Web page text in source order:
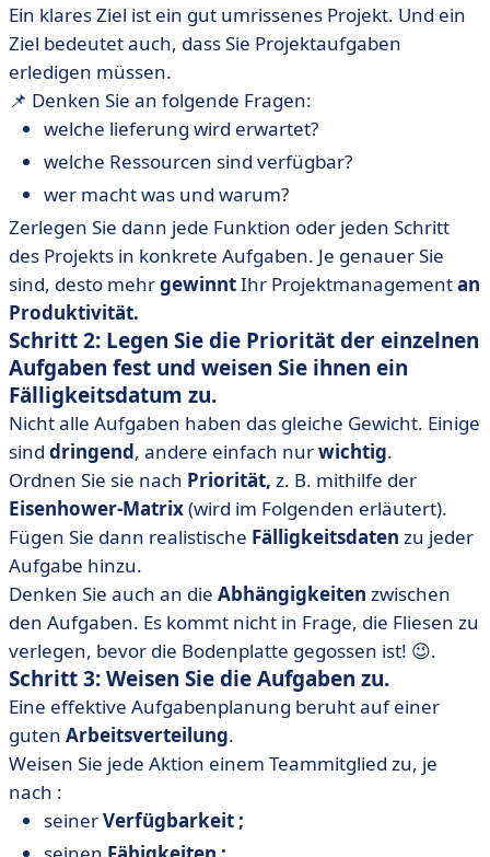
Ein klares Ziel ist ein gut umrissenes Projekt. Und ein
Ziel bedeutet auch, dass Sie Projektaufgaben
erledigen müssen.
📌 Denken Sie an folgende Fragen:
welche lieferung wird erwartet?
welche Ressourcen sind verfügbar?
wer macht was und warum?
Zerlegen Sie dann jede Funktion oder jeden Schritt
des Projekts in konkrete Aufgaben. Je genauer Sie
sind, desto mehrgewinntIhr Projektmanagementan
Produktivität.
Schritt 2: Legen Sie die Priorität der einzelnen
Aufgaben fest und weisen Sie ihnen ein
Fälligkeitsdatum zu.
Nicht alle Aufgaben haben das gleiche Gewicht. Einige
sind dringend, andere einfach nurwichtig.
Ordnen Sie sie nach Priorität, z. B. mithilfe der
Eisenhower-Matrix(wird im Folgenden erläutert).
Fügen Sie dann realistische Fälligkeitsdaten zu jeder
Aufgabe hinzu.
Denken Sie auch an die Abhängigkeiten zwischen
den Aufgaben. Es kommt nicht in Frage, die Fliesen zu
verlegen, bevor die Bodenplatte gegossen ist! 😉.
Schritt 3: Weisen Sie die Aufgaben zu.
Eine effektive Aufgabenplanung beruht auf einer
guten Arbeitsverteilung.
Weisen Sie jede Aktion einem Teammitglied zu, je
nach :
seinerVerfügbarkeit ;